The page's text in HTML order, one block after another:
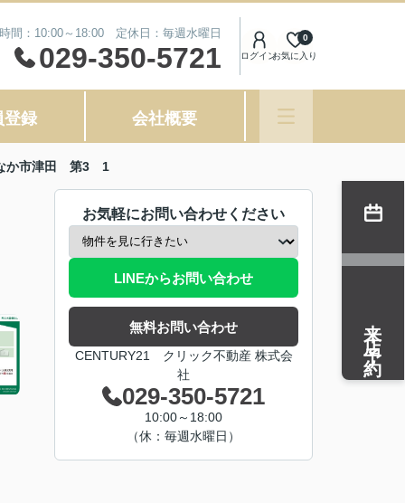
間：10:00～18:00 定休日：毎週水曜日
029-350-5721 ログインお気に入り
0
登録 会社概要
か市津田 第3 1
お気軽にお問い合わせください
LINEからお問い合わせ
無料お問い合わせ
CENTURY21 クリック不動産 株式会
社
029-350-5721
10:00～18:00
（休：毎週水曜日）
来店予約